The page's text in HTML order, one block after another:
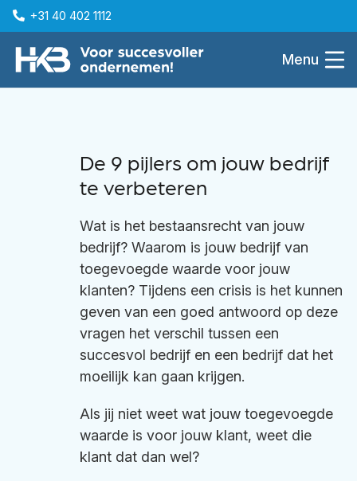
+31 40 402 1112
Menu
De 9 pijlers om jouw bedrijf
te verbeteren
Wat is het bestaansrecht van jouw
bedrijf? Waarom is jouw bedrijf van
toegevoegde waarde voor jouw
klanten? Tijdens een crisis is het kunnen
geven van een goed antwoord op deze
vragen het verschil tussen een
succesvol bedrijf en een bedrijf dat het
moeilijk kan gaan krijgen.
Als jij niet weet wat jouw toegevoegde
waarde is voor jouw klant, weet die
klant dat dan wel?